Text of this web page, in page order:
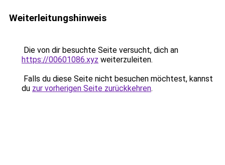
Weiterleitungshinweis
Die von dir besuchte Seite versucht, dich an
https://00601086.xyz weiterzuleiten.
Falls du diese Seite nicht besuchen möchtest, kannst
du zur vorherigen Seite zurückkehren.